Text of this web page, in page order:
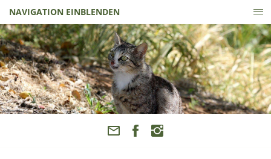
NAVIGATION EINBLENDEN